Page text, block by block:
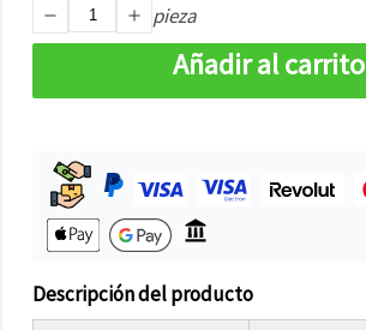
pieza
Añadir al carrito
Descripción del producto